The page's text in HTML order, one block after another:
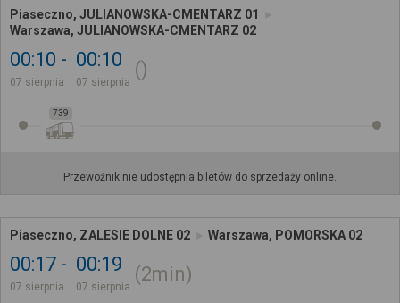
Piaseczno, JULIANOWSKA-CMENTARZ 01
Warszawa, JULIANOWSKA-CMENTARZ 02
00:10
07 sierpnia
00:10
07 sierpnia
739
Przewoźnik nie udostępnia biletów do sprzedaży online.
Piaseczno, ZALESIE DOLNE 02 Warszawa, POMORSKA 02
00:17
07 sierpnia
00:19
07 sierpnia
2min